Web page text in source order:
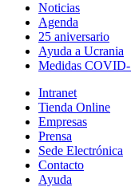
Noticias
Agenda
25 aniversario
Ayuda a Ucrania
Medidas
Intranet
Tienda Online
Empresas
Prensa
Sede Electrónica
Contacto
Ayuda